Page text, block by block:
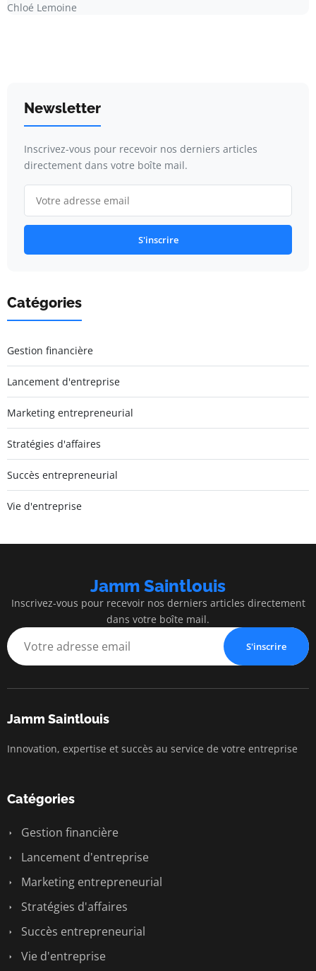
Chloé Lemoine
Newsletter
Inscrivez-vous pour recevoir nos derniers articles
directement dans votre boîte mail.
S'inscrire
Catégories
Gestion financière
Lancement d'entreprise
Marketing entrepreneurial
Stratégies d'affaires
Succès entrepreneurial
Vie d'entreprise
Jamm Saintlouis
Inscrivez-vous pour recevoir nos derniers articles directement
dans votre boîte mail.
S'inscrire
Jamm Saintlouis
Innovation, expertise et succès au service de votre entreprise
Catégories
Gestion financière
Lancement d'entreprise
Marketing entrepreneurial
Stratégies d'affaires
Succès entrepreneurial
Vie d'entreprise